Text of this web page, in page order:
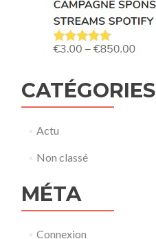
CATÉGORIES
Actu
Non classé
MÉTA
Connexion